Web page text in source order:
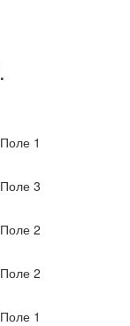
.
Поле 1
Поле 3
Поле 2
Поле 2
Поле 1